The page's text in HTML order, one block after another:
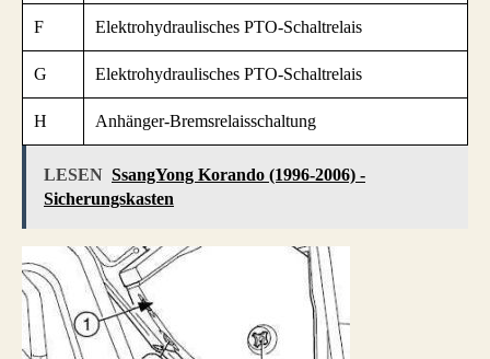
F Elektrohydraulisches PTO-Schaltrelais
G Elektrohydraulisches PTO-Schaltrelais
H Anhänger-Bremsrelaisschaltung
LESEN SsangYong Korando (1996-2006) -
Sicherungskasten